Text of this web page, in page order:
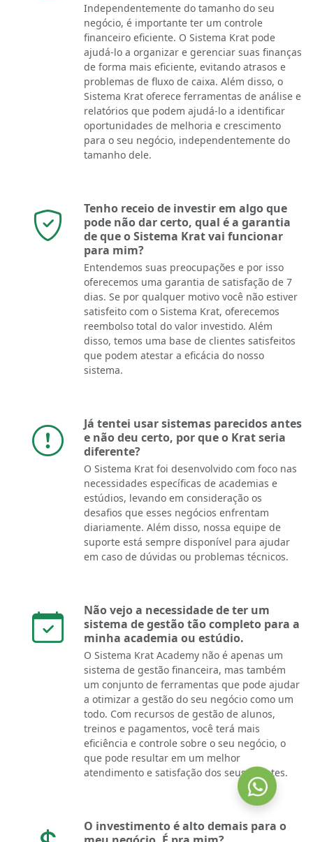
Independentemente do tamanho do seu
negócio, é importante ter um controle
financeiro eficiente. O Sistema Krat pode
ajudá-lo a organizar e gerenciar suas finanças
de forma mais eficiente, evitando atrasos e
problemas de fluxo de caixa. Além disso, o
Sistema Krat oferece ferramentas de análise e
relatórios que podem ajudá-lo a identificar
oportunidades de melhoria e crescimento
para o seu negócio, independentemente do
tamanho dele.
Tenho receio de investir em algo que
pode não dar certo, qual é a garantia
de que o Sistema Krat vai funcionar
para mim?
Entendemos suas preocupações e por isso
oferecemos uma garantia de satisfação de 7
dias. Se por qualquer motivo você não estiver
satisfeito com o Sistema Krat, oferecemos
reembolso total do valor investido. Além
disso, temos uma base de clientes satisfeitos
que podem atestar a eficácia do nosso
sistema.
Já tentei usar sistemas parecidos antes
e não deu certo, por que o Krat seria
diferente?
O Sistema Krat foi desenvolvido com foco nas
necessidades específicas de academias e
estúdios, levando em consideração os
desafios que esses negócios enfrentam
diariamente. Além disso, nossa equipe de
suporte está sempre disponível para ajudar
em caso de dúvidas ou problemas técnicos.
Não vejo a necessidade de ter um
sistema de gestão tão completo para a
minha academia ou estúdio.
O Sistema Krat Academy não é apenas um
sistema de gestão financeira, mas também
um conjunto de ferramentas que pode ajudar
a otimizar a gestão do seu negócio como um
todo. Com recursos de gestão de alunos,
treinos e pagamentos, você terá mais
eficiência e controle sobre o seu negócio, o
que pode resultar em um melhor
atendimento e satisfação dos seus clientes.
O investimento é alto demais para o